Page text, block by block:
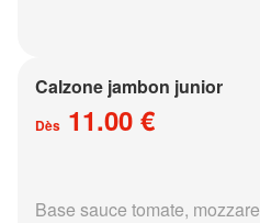
Calzone jambon junior
Dès 11.00 €
Base sauce tomate,